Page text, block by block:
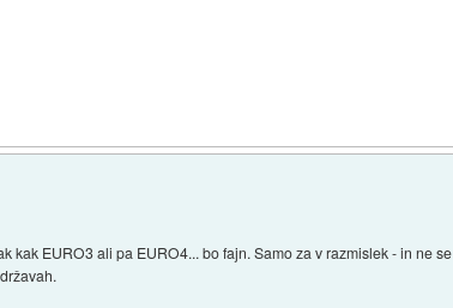
kak EURO3 ali pa EURO4... bo fajn. Samo za v razmislek - in ne se